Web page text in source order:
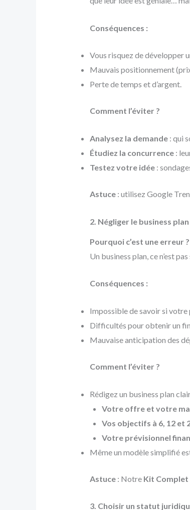
Conséquences :
Vous risquez de développer
Mauvais positionnement
Perte de temps et d’argent.
Comment l’éviter ?
Analysez la demande: qui
Étudiez la concurrence:
Testez votre idée:
Astuce: utilisez Google
2. Négliger le business plan
Pourquoi c’est une erreur ?
Un business plan, ce n’est
Conséquences :
Impossible de savoir si
Difficultés pour obtenir un
Mauvaise anticipation des
Comment l’éviter ?
Rédigez un business plan
Votre offre et votre
Vos objectifs à 6, 12 et
Votre prévisionnel
Même un modèle simplifié
Astuce: Notre Kit
3. Choisir un statut